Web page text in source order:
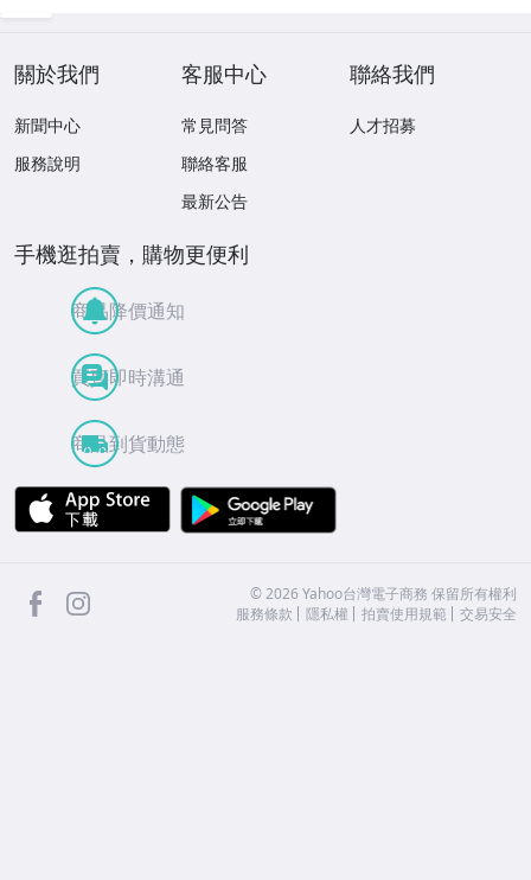
關於我們
新聞中心
服務說明
客服中心
常見問答
聯絡客服
最新公告
聯絡我們
人才招募
手機逛拍賣，購物更便利
商品降價通知
買賣即時溝通
商品到貨動態
APP Store
facebook ©2026 Yahoo台灣電子商務 保留所有權利
服務條款
隱私權 拍賣使用規範 交易安全